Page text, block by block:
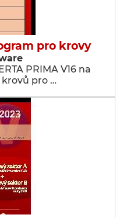
pro krovy
PRIMA V16 na
pro …